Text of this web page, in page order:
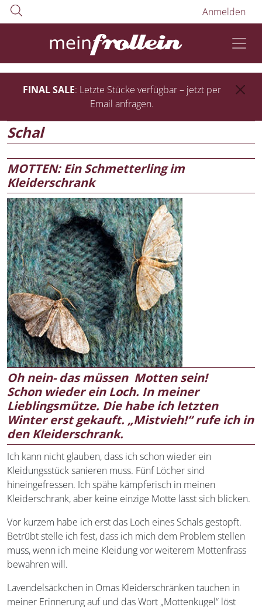
Anmelden
FINAL SALE: Letzte Stücke verfügbar – jetzt per
Email anfragen.
Schal
MOTTEN: Ein Schmetterling im
Kleiderschrank
Oh nein- das müssen Motten sein!
Schon wieder ein Loch. In meiner
Lieblingsmütze. Die habe ich letzten
Winter erst gekauft. „Mistvieh!“ rufe ich in
den Kleiderschrank.
Ich kann nicht glauben, dass ich schon wieder ein
Kleidungsstück sanieren muss. Fünf Löcher sind
hineingefressen. Ich spähe kämpferisch in meinen
Kleiderschrank, aber keine einzige Motte lässt sich blicken.
Vor kurzem habe ich erst das Loch eines Schals gestopft.
Betrübt stelle ich fest, dass ich mich dem Problem stellen
muss, wenn ich meine Kleidung vor weiterem Mottenfrass
bewahren will.
Lavendelsäckchen in Omas Kleiderschränken tauchen in
meiner Erinnerung auf und das Wort „Mottenkugel“ löst